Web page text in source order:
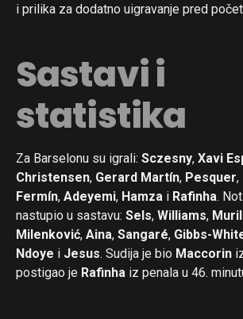
i prilika za dodatno uigravanje pred
Sastavi i
statistika
Za Barselonu su igrali: Sczesny, Xavi
Christensen, Gerard Martín, Pesquer,
Fermín, Adeyemi, Hamza i Rafinha.
nastupio u sastavu: Sels, Williams,
Milenković, Aina, Sangaré, Gibbs-
Ndoye i Jesus. Sudija je bio Maccorin
postigao je Rafinha iz penala u 46.